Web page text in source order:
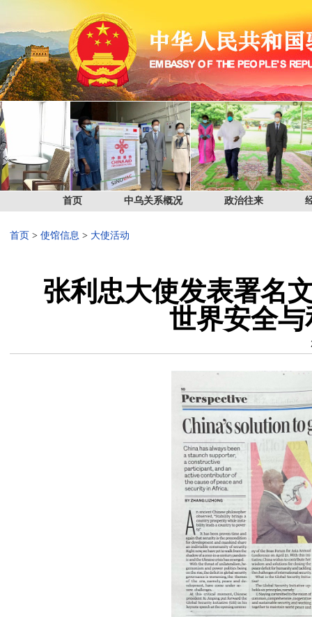
首页 中乌关系概况 政治往来
首页 > 使馆信息 > 大使活动
张利忠大使发表署名
世界安全